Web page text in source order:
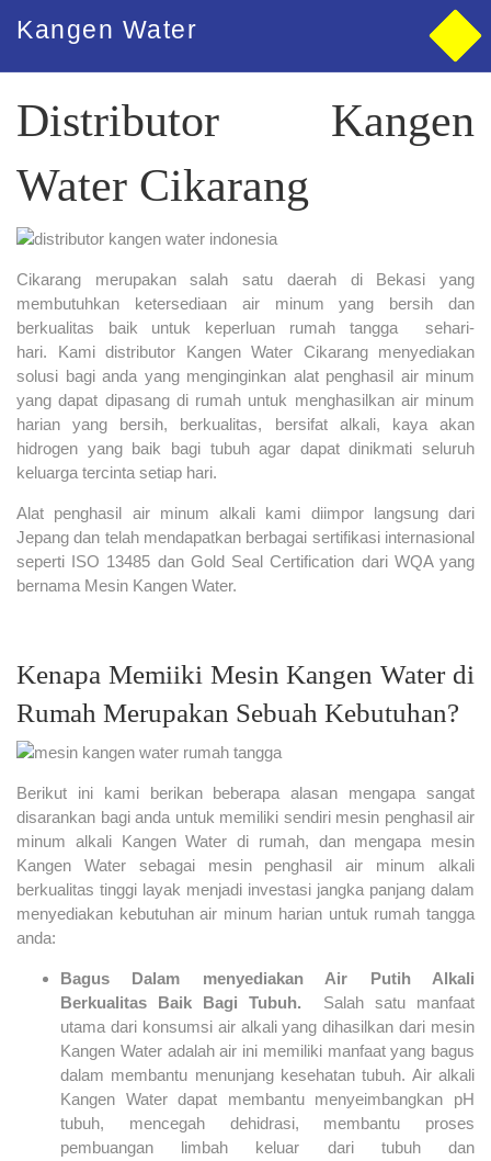
Kangen Water
Kangen Water Cikarang
Distributor Kangen
Water Cikarang
Cikarang merupakan salah satu daerah di Bekasi yang
membutuhkan ketersediaan air minum yang bersih dan
berkualitas baik untuk keperluan rumah tangga sehari-
hari. Kami distributor Kangen Water Cikarang menyediakan
solusi bagi anda yang menginginkan alat penghasil air minum
yang dapat dipasang di rumah untuk menghasilkan air minum
harian yang bersih, berkualitas, bersifat alkali, kaya akan
hidrogen yang baik bagi tubuh agar dapat dinikmati seluruh
keluarga tercinta setiap hari.
Alat penghasil air minum alkali kami diimpor langsung dari
Jepang dan telah mendapatkan berbagai sertifikasi internasional
seperti ISO 13485 dan Gold Seal Certification dari WQA yang
bernama Mesin Kangen Water.
Kenapa Memiiki Mesin Kangen Water di
Rumah Merupakan Sebuah Kebutuhan?
Berikut ini kami berikan beberapa alasan mengapa sangat
disarankan bagi anda untuk memiliki sendiri mesin penghasil air
minum alkali Kangen Water di rumah, dan mengapa mesin
Kangen Water sebagai mesin penghasil air minum alkali
berkualitas tinggi layak menjadi investasi jangka panjang dalam
menyediakan kebutuhan air minum harian untuk rumah tangga
anda:
Bagus Dalam menyediakan Air Putih Alkali
Berkualitas Baik Bagi Tubuh. Salah satu manfaat
utama dari konsumsi air alkali yang dihasilkan dari mesin
Kangen Water adalah air ini memiliki manfaat yang bagus
dalam membantu menunjang kesehatan tubuh. Air alkali
Kangen Water dapat membantu menyeimbangkan pH
tubuh, mencegah dehidrasi, membantu proses
pembuangan limbah keluar dari tubuh dan